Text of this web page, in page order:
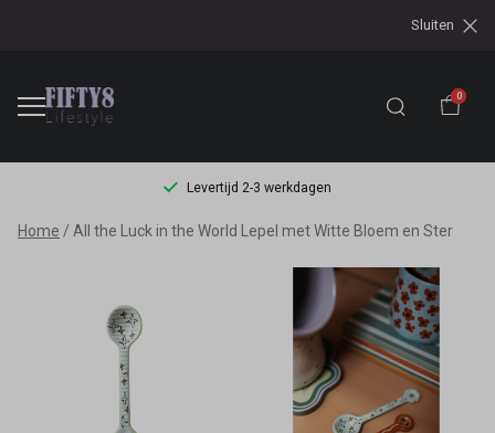
Sluiten
0
Levertijd 2-3 werkdagen
All
Home All the Luck in the World Lepel met Witte Bloem en Ster